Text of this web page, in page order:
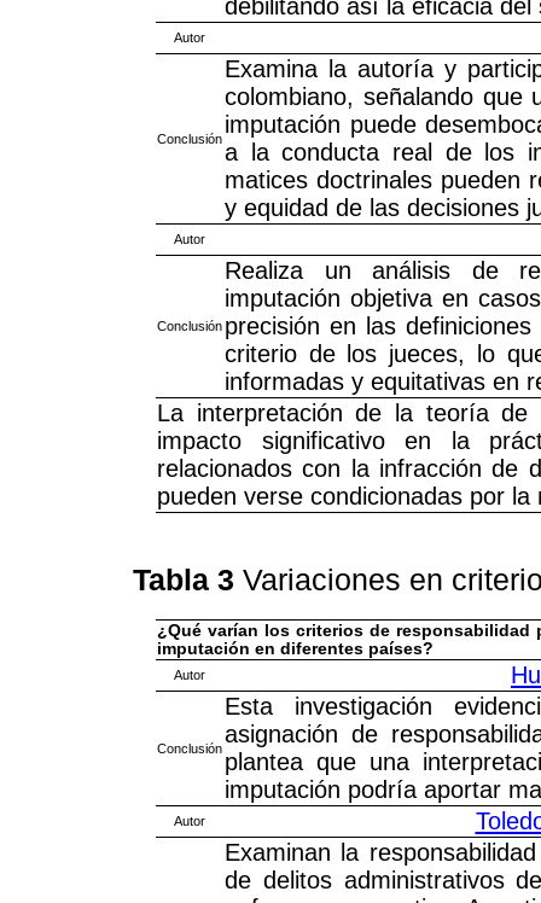
debilitando así la eficacia
Autor
Conclusión
Examina la autoría y
colombiano, señalando que
imputación puede
a la conducta real de los
matices doctrinales pueden
y equidad de las decisiones
Autor
Conclusión
Realiza un análisis de
imputación objetiva en
precisión en las
criterio de los jueces, lo
informadas y equitativas en
La interpretación de la teoría
impacto significativo en la
relacionados con la infracción de
pueden verse condicionadas por
Tabla 3 Variaciones en
¿Qué varían los criterios de
imputación en diferentes países?
Autor
Conclusión
Esta investigación
asignación de
plantea que una
imputación podría aportar
Autor
Examinan la
de delitos administrativos